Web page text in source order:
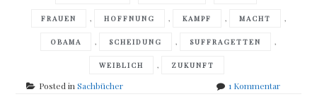
FRAUEN , HOFFNUNG , KAMPF , MACHT ,
OBAMA , SCHEIDUNG , SUFFRAGETTEN ,
WEIBLICH , ZUKUNFT
Posted inSachbücher 1 Kommentarzu